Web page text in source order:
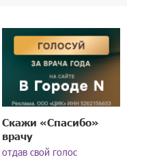
Скажи «Спасибо»
врачу
отдав свой голос